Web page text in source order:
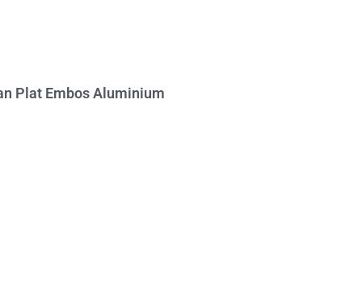
Plat Embos Aluminium